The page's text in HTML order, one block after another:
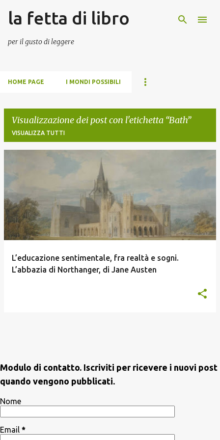
Passa ai contenuti principali
la fetta di libro
per il gusto di leggere
HOME PAGE I MONDI POSSIBILI
Visualizzazione dei post con l'etichetta Bath
VISUALIZZA TUTTI
s
t
L’educazione sentimentale, fra realtà e sogni.
L’abbazia di Northanger, di Jane Austen
Modulo di contatto. Iscriviti per ricevere i nuovi post
quando vengono pubblicati.
Nome
Email *